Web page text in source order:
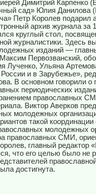
Димитрий Карпенко
сад» Юлия Данилова
Петр Королев подарил
архив журнала за
круглый стол,
журналистики. Здесь
изданий —
Первозванский,
Лученко, Ульяна
и в Зарубежье»,
В основном говорили о
периодических
православных
Виктор Аверков
молодежных
такой координации
молодежных
православных СМИ,
главный редактор
что его целью было не
достигнута.